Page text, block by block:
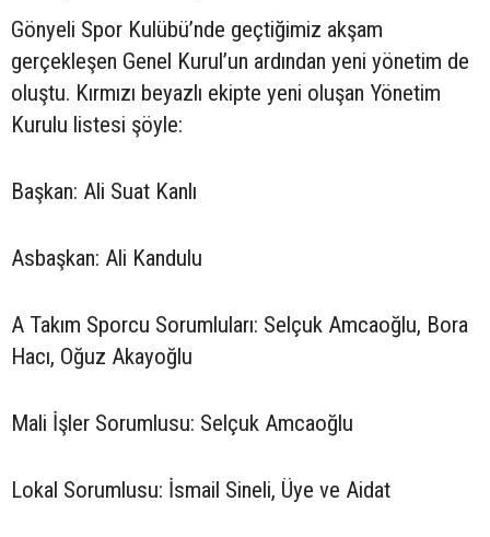
Gönyeli Spor Kulübü’nde geçtiğimiz akşam
gerçekleşen Genel Kurul’un ardından yeni yönetim de
oluştu. Kırmızı beyazlı ekipte yeni oluşan Yönetim
Kurulu listesi şöyle:
Başkan: Ali Suat Kanlı
Asbaşkan: Ali Kandulu
A Takım Sporcu Sorumluları: Selçuk Amcaoğlu, Bora
Hacı, Oğuz Akayoğlu
Mali İşler Sorumlusu: Selçuk Amcaoğlu
Lokal Sorumlusu: İsmail Sineli, Üye ve Aidat